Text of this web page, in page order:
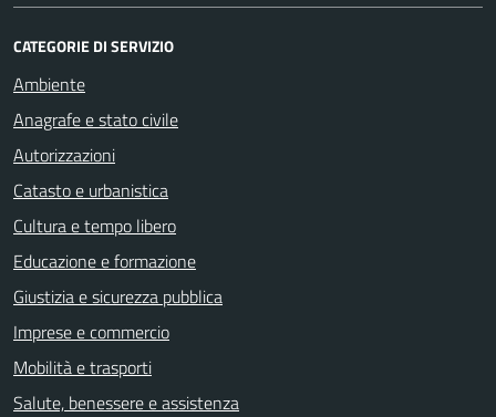
CATEGORIE DI SERVIZIO
Ambiente
Anagrafe e stato civile
Autorizzazioni
Catasto e urbanistica
Cultura e tempo libero
Educazione e formazione
Giustizia e sicurezza pubblica
Imprese e commercio
Mobilità e trasporti
Salute, benessere e assistenza